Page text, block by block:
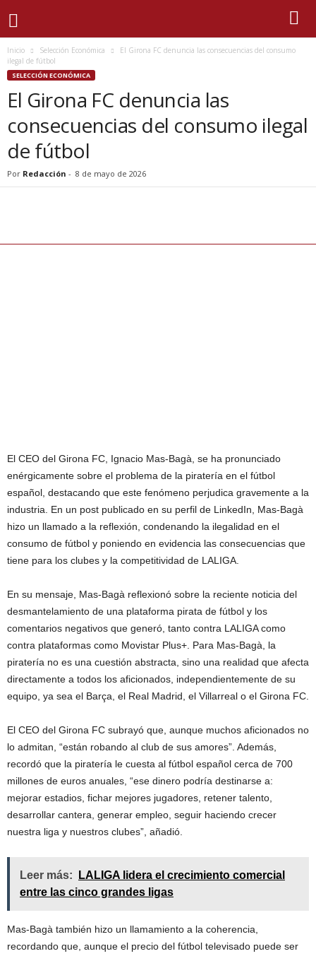
Inicio Selección Económica
El Girona FC denuncia las consecuencias del consumo
ilegal de fútbol
SELECCIÓN ECONÓMICA
El Girona FC denuncia las
consecuencias del consumo ilegal
de fútbol
Por Redacción - 8 de mayo de 2026
El CEO del Girona FC, Ignacio Mas-Bagà, se ha pronunciado
enérgicamente sobre el problema de la piratería en el fútbol
español, destacando que este fenómeno perjudica gravemente a la
industria. En un post publicado en su perfil de LinkedIn, Mas-Bagà
hizo un llamado a la reflexión, condenando la ilegalidad en el
consumo de fútbol y poniendo en evidencia las consecuencias que
tiene para los clubes y la competitividad de LALIGA.
En su mensaje, Mas-Bagà reflexionó sobre la reciente noticia del
desmantelamiento de una plataforma pirata de fútbol y los
comentarios negativos que generó, tanto contra LALIGA como
contra plataformas como Movistar Plus+. Para Mas-Bagà, la
piratería no es una cuestión abstracta, sino una realidad que afecta
directamente a todos los aficionados, independientemente de su
equipo, ya sea el Barça, el Real Madrid, el Villarreal o el Girona FC.
El CEO del Girona FC subrayó que, aunque muchos aficionados no
lo admitan, “están robando al club de sus amores”. Además,
recordó que la piratería le cuesta al fútbol español cerca de 700
millones de euros anuales, “ese dinero podría destinarse a:
mejorar estadios, fichar mejores jugadores, retener talento,
desarrollar cantera, generar empleo, seguir haciendo crecer
nuestra liga y nuestros clubes”, añadió.
Leer más:
LALIGA lidera el crecimiento comercial
entre las cinco grandes ligas
Mas-Bagà también hizo un llamamiento a la coherencia,
recordando que, aunque el precio del fútbol televisado puede ser